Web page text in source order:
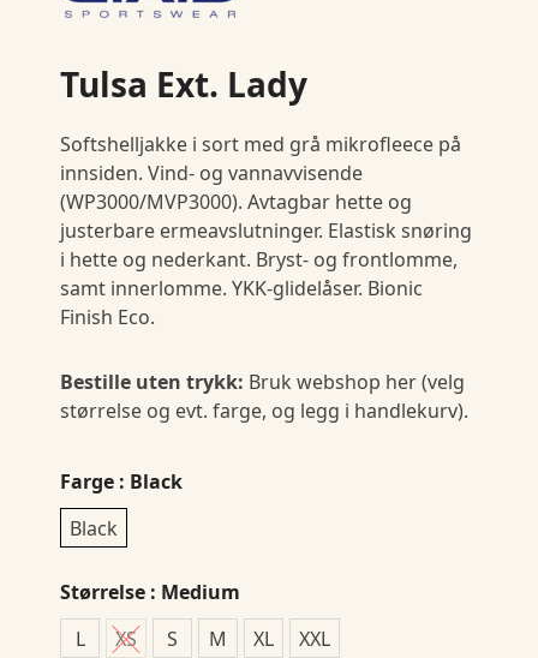
Tulsa Ext. Lady
Softshelljakke i sort med grå mikrofleece på
innsiden. Vind- og vannavvisende
(WP3000/MVP3000). Avtagbar hette og
justerbare ermeavslutninger. Elastisk snøring
i hette og nederkant. Bryst- og frontlomme,
samt innerlomme. YKK-glidelåser. Bionic
Finish Eco.
Bestille uten trykk: Bruk webshop her (velg
størrelse og evt. farge, og legg i handlekurv).
Farge : Black
Black
Størrelse : Medium
L
XS S M XL XXL